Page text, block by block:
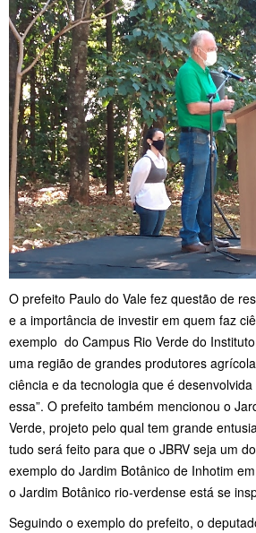
O prefeito Paulo do Vale fez questão de
e a importância de investir em quem faz
exemplo do Campus Rio Verde do
uma região de grandes produtores
ciência e da tecnologia que é
essa”. O prefeito também mencionou o
Verde, projeto pelo qual tem grande
tudo será feito para que o JBRV seja um
exemplo do Jardim Botânico de Inhotim
o Jardim Botânico rio-verdense está se
Seguindo o exemplo do prefeito, o